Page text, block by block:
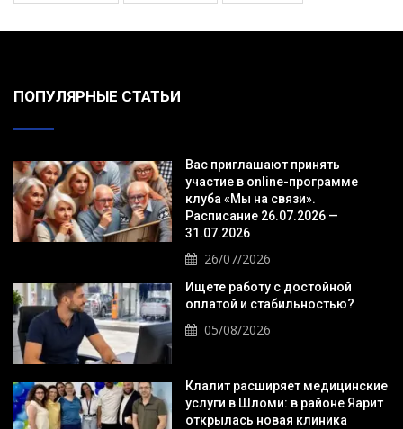
ПОПУЛЯРНЫЕ СТАТЬИ
Вас приглашают принять
участие в online-программе
клуба «Мы на связи».
Расписание 26.07.2026 —
31.07.2026
26/07/2026
Ищете работу с достойной
оплатой и стабильностью?
05/08/2026
Клалит расширяет медицинские
услуги в Шломи: в районе Яарит
открылась новая клиника